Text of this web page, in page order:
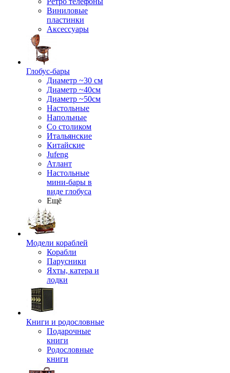
Виниловые
пластинки
Аксессуары
Глобус-бары
Диаметр ~30 см
Диаметр ~40см
Диаметр ~50см
Настольные
Напольные
Со столиком
Итальянские
Китайские
Jufeng
Атлант
Настольные
мини-бары в
виде глобуса
Ещё
Модели кораблей
Корабли
Парусники
Яхты, катера и
лодки
Книги и родословные
Подарочные
книги
Родословные
книги